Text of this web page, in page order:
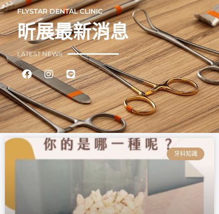
FLYSTAR DENTAL CLINIC
昕展最新消息
LATEST NEWS
FacebookInstagram
Line
牙科知識
頁
面
頁
面
頁 頁 頁
面
頁
面